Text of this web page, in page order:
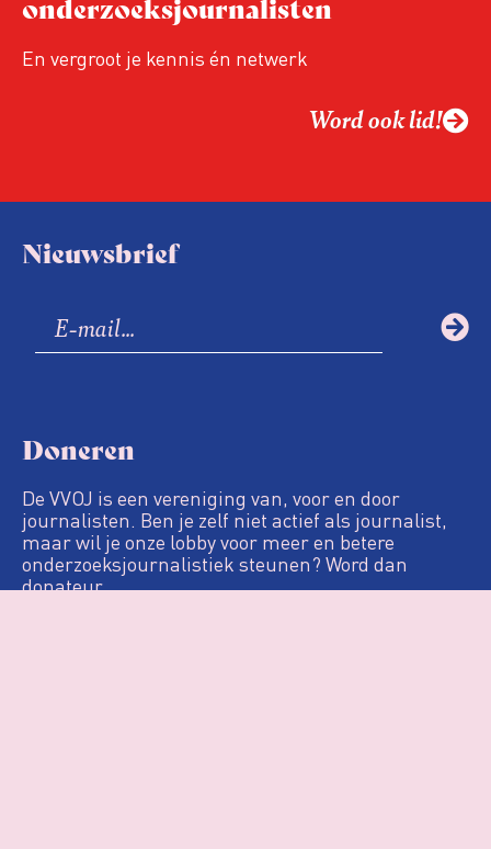
En vergroot je kennis én netwerk
Word ook lid!
Nieuwsbrief
Doneren
De VVOJ is een vereniging van, voor en door
journalisten. Ben je zelf niet actief als journalist,
maar wil je onze lobby voor meer en betere
onderzoeksjournalistiek steunen? Word dan
donateur.